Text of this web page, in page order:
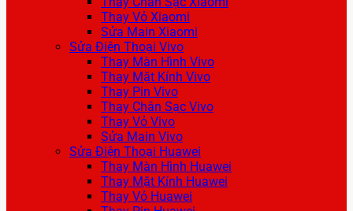
Thay Vỏ Xiaomi
Sửa Main Xiaomi
Sửa Điện Thoại Vivo
Thay Màn Hình Vivo
Thay Mặt Kính Vivo
Thay Pin Vivo
Thay Chân Sạc Vivo
Thay Vỏ Vivo
Sửa Main Vivo
Sửa Điện Thoại Huawei
Thay Màn Hình Huawei
Thay Mặt Kính Huawei
Thay Vỏ Huawei